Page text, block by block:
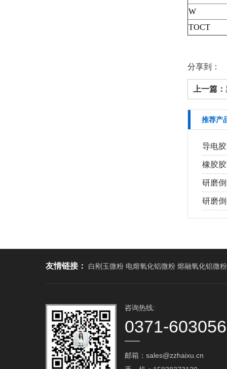
W
TOCT
分享到：
上一篇：
推荐产
导电
橡胶
研磨
研磨
友情链接： 白刚玉微粉 电熔氧化铝微粉 熔融氧化铝微粉
咨询热线:
0371-
邮箱：sales@zzhaixu.cn